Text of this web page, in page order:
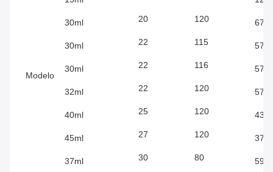
Modelo
30ml 20 120
30ml 22 115
30ml 22 116
32ml 22 120
40ml 25 120
45ml 27 120
37ml 30 80